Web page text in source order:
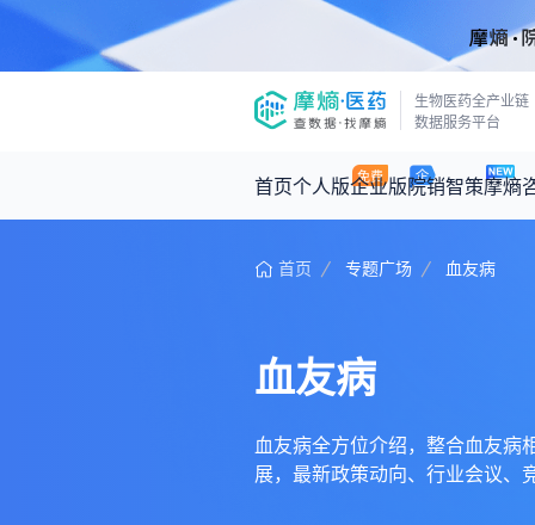
生物医药全产业链
数据服务平台
首页个人版企业版院销智策摩熵
咨询服务
产品立项评估及管线规划
产业/行业调研
投资决策与交易估值
摩熵原创
深度分析
政策法规
投融资
时讯
数据中心
基于市场数据，为您提供全面的市场
回放
首页 专题广场 血友病
血友病
血友病全方位介绍，整合血友病
展，最新政策动向、行业会议、